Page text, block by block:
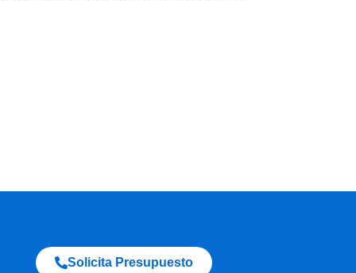
Solicita Presupuesto